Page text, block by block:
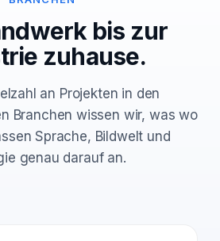
bis zur
zuhause.
an Projekten in den
Branchen wissen wir, was wo
Sprache, Bildwelt und
genau darauf an.